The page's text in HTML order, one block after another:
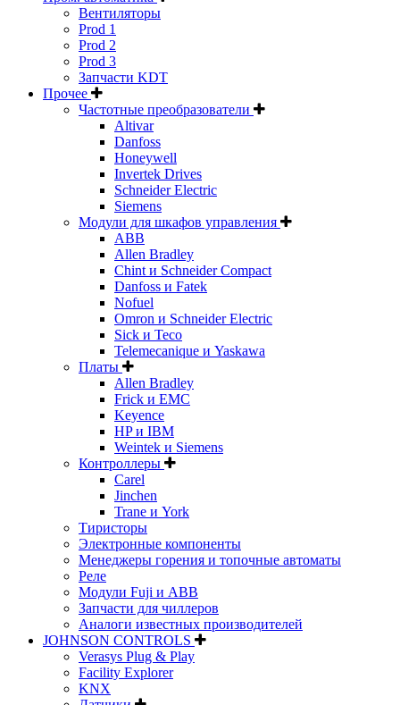
Вентиляторы
Prod 1
Prod 2
Prod 3
Запчасти KDT
Прочее
Частотные преобразователи
Altivar
Danfoss
Honeywell
Invertek Drives
Schneider Electric
Siemens
Модули для шкафов управления
ABB
Allen Bradley
Chint и Schneider Compact
Danfoss и Fatek
Nofuel
Omron и Schneider Electric
Sick и Teco
Telemecanique и Yaskawa
Платы
Allen Bradley
Frick и EMC
Keyence
HP и IBM
Weintek и Siemens
Контроллеры
Carel
Jinchen
Trane и York
Тиристоры
Электронные компоненты
Менеджеры горения и топочные автоматы
Реле
Модули Fuji и ABB
Запчасти для чиллеров
Аналоги известных производителей
JOHNSON CONTROLS
Verasys Plug & Play
Facility Explorer
KNX